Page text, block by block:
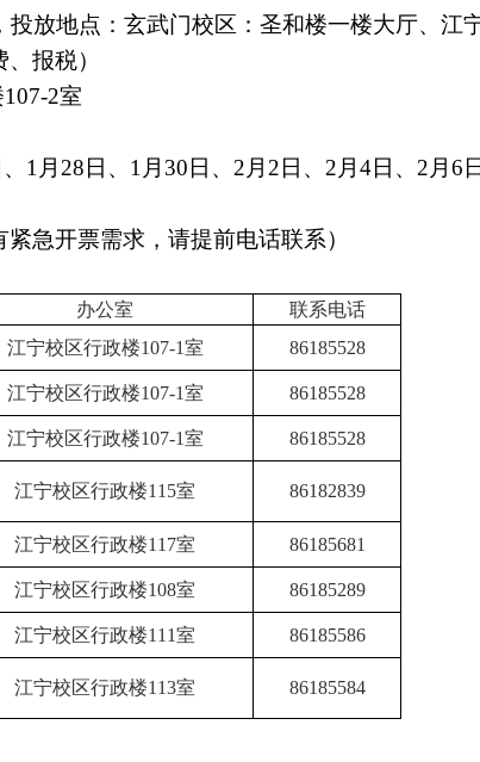
投放地点：玄武门校区：圣和楼一楼大厅、江
报税）
107-2室
1 月 28 日、 1 月 30 日、 2 月 2 日、 2 月 4日、 2 月 6
紧急开票需求，请提前电话联系）
办公室
联系电话
江宁校区行政楼107-1室 86185528
江宁校区行政楼107-1室 86185528
江宁校区行政楼107-1室
86185528
江宁校区行政楼115室 86182839
江宁校区行政楼117室 86185681
江宁校区行政楼108室 86185289
江宁校区行政楼111室 86185586
江宁校区行政楼113室 86185584